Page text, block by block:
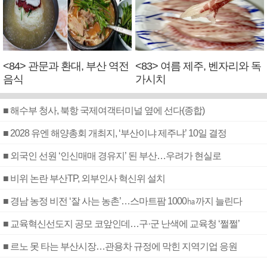
<84> 관문과 환대, 부산 역전
음식
<83> 여름 제주, 벤자리와 독
가시치
■ 해수부 청사, 북항 국제여객터미널 옆에 선다(종합)
■ 2028 유엔 해양총회 개최지, ‘부산이냐 제주냐’ 10일 결정
■ 외국인 선원 ‘인신매매 경유지’ 된 부산…우려가 현실로
■ 비위 논란 부산TP, 외부인사 혁신위 설치
■ 경남 농정 비전 ‘잘 사는 농촌’…스마트팜 1000㏊까지 늘린다
■ 교육혁신선도지 공모 코앞인데…구·군 난색에 교육청 ‘쩔쩔’
■ 르노 못 타는 부산시장…관용차 규정에 막힌 지역기업 응원